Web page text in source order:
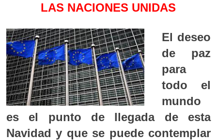
LAS NACIONES UNIDAS
El deseo
de paz
para
todo el
mundo
es el punto de llegada de esta
Navidad y que se puede contemplar